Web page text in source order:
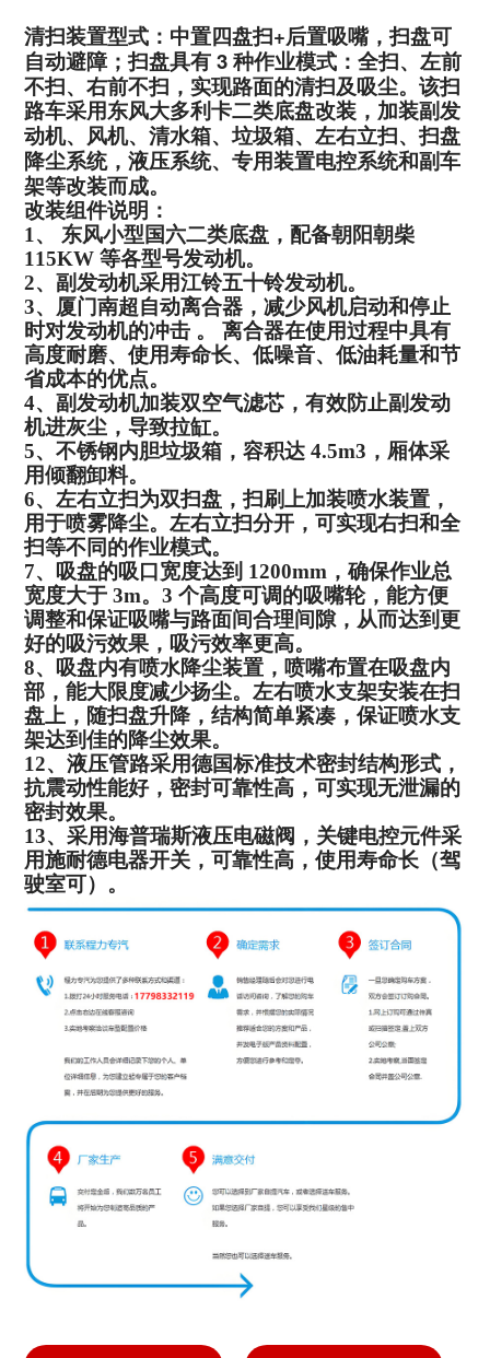
清扫装置型式：中置四盘扫+后置吸嘴，扫盘可
自动避障；扫盘具有 3种作业模式：全扫、左前
不扫、右前不扫，实现路面的清扫及吸尘。该扫
路车采用东风大多利卡二类底盘改装，加装副发
动机、风机、清水箱、垃圾箱、左右立扫、扫盘
降尘系统，液压系统、专用装置电控系统和副车
架等改装而成。
改装组件说明：
1 、
东风小型国六二类底盘，配备朝阳朝柴
115KW等各型号发动机。
2、副发动机采用江铃五十铃发动机。
3、厦门南超自动离合器，减少风机启动和停止
时对发动机的冲击 。 离合器在使用过程中具有
高度耐磨、使用寿命长、低噪音、低油耗量和节
省成本的优点。
4、副发动机加装双空气滤芯，有效防止副发动
机进灰尘，导致拉缸。
5、不锈钢内胆垃圾箱，容积达 4.5m3，厢体采
用倾翻卸料。
6、左右立扫为双扫盘，扫刷上加装喷水装置，
用于喷雾降尘。左右立扫分开，可实现右扫和全
扫等不同的作业模式。
7、吸盘的吸口宽度达到 1200mm ，确保作业总
宽度大于 3m。3个高度可调的吸嘴轮，能方便
调整和保证吸嘴与路面间合理间隙，从而达到更
好的吸污效果，吸污效率更高。
8、吸盘内有喷水降尘装置，喷嘴布置在吸盘内
部，能大限度减少扬尘。左右喷水支架安装在扫
盘上，随扫盘升降，结构简单紧凑，保证喷水支
架达到佳的降尘效果。
12、液压管路采用德国标准技术密封结构形式，
抗震动性能好，密封可靠性高，可实现无泄漏的
密封效果。
13、采用海普瑞斯液压电磁阀，关键电控元件采
用施耐德电器开关，可靠性高，使用寿命长（驾
驶室可）。